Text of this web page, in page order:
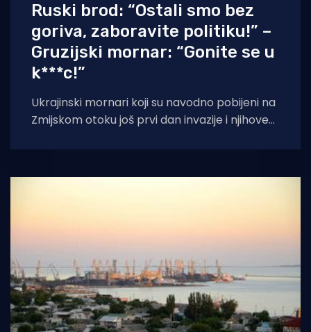
Ruski brod: “Ostali smo bez
goriva, zaboravite politiku!” –
Gruzijski mornar: “Gonite se u
k***c!”
Ukrajinski mornari koji su navodno pobijeni na
Zmijskom otoku još prvi dan invazije i njihove